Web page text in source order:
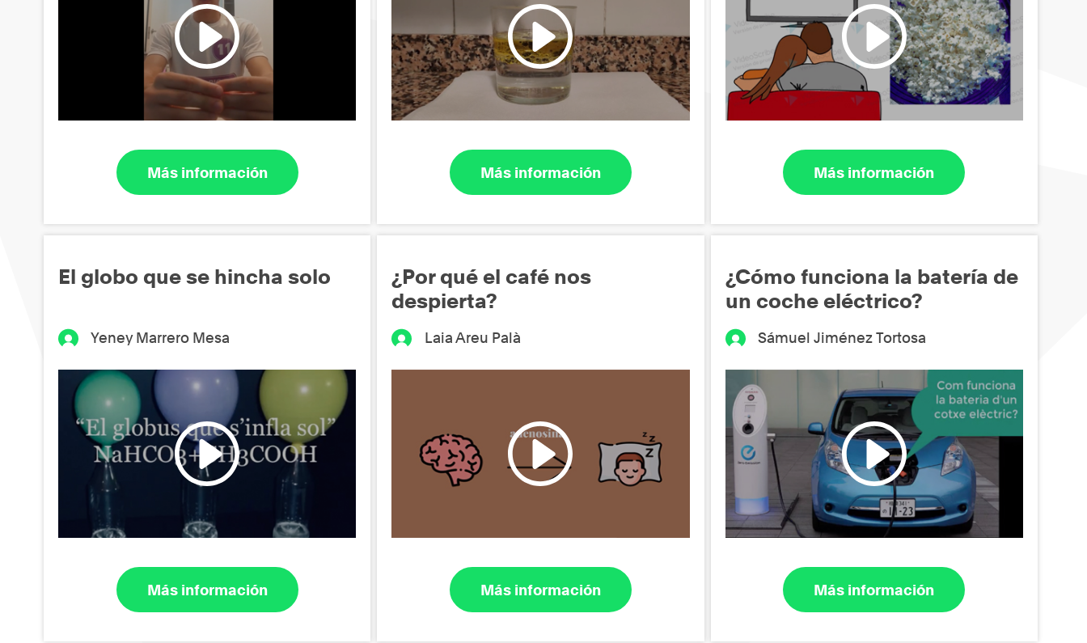
Más información Más información Más información
El globo que se hincha solo
Yeney Marrero Mesa
Más información
¿Por qué el café nos
despierta?
Laia Areu Palà
Más información
¿Cómo funciona la batería de
un coche eléctrico?
Sámuel Jiménez Tortosa
Más información